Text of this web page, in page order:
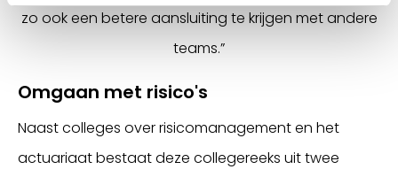
zo ook een betere aansluiting te krijgen met andere
teams.”
Omgaan met risico's
Naast colleges over risicomanagement en het
actuariaat bestaat deze collegereeks uit twee